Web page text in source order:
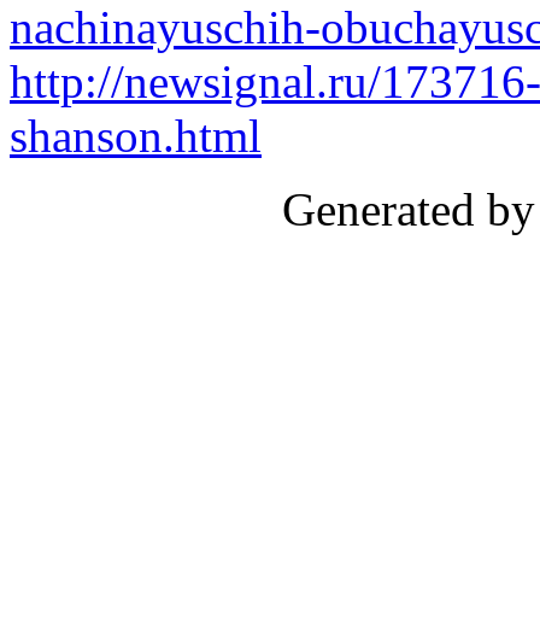
nachinayuschih-
http://newsignal.ru/
shanson.html
Generated